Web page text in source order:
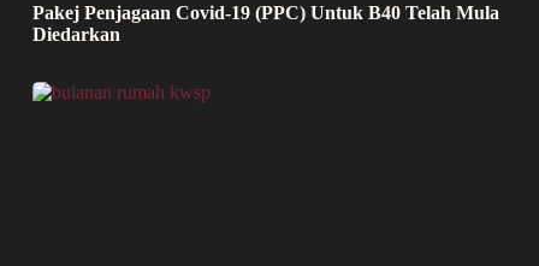
Pakej Penjagaan Covid-19 (PPC) Untuk B40 Telah Mula
Diedarkan